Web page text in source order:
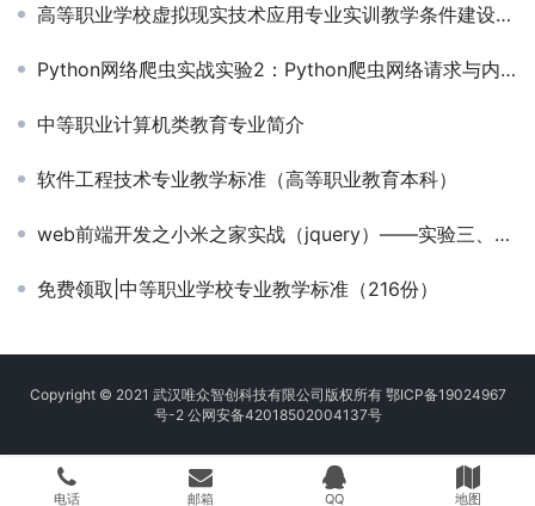
高等职业学校虚拟现实技术应用专业实训教学条件建设标准
Python网络爬虫实战实验2：Python爬虫网络请求与内容解析
中等职业计算机类教育专业简介
软件工程技术专业教学标准（高等职业教育本科）
web前端开发之小米之家实战（jquery）——实验三、编写商城菜单导航栏-搜索框
免费领取|中等职业学校专业教学标准（216份）
Copyright © 2021 武汉唯众智创科技有限公司版权所有 鄂ICP备19024967
号-2 公网安备42018502004137号
电话 邮箱 QQ 地图